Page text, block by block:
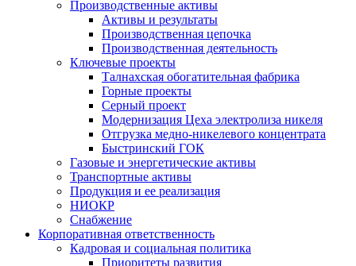
Производственные активы
Активы и результаты
Производственная цепочка
Производственная деятельность
Ключевые проекты
Талнахская обогатительная фабрика
Горные проекты
Серный проект
Модернизация Цеха электролиза никеля
Отгрузка медно-никелевого концентрата
Быстринский ГОК
Газовые и энергетические активы
Транспортные активы
Продукция и ее реализация
НИОКР
Снабжение
Корпоративная ответственность
Кадровая и социальная политика
Приоритеты развития